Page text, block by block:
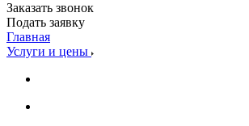
Заказать звонок
Подать заявку
Главная
Услуги и цены